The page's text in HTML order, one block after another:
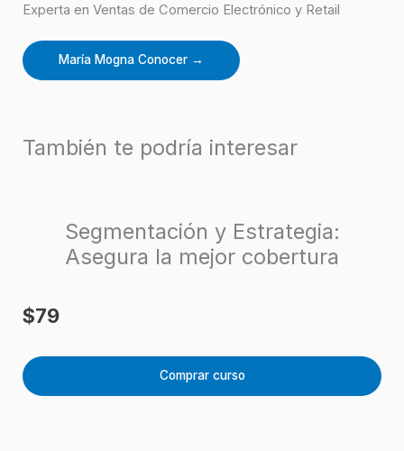
Experta en Ventas de Comercio Electrónico y Retail
María Mogna Conocer →
También te podría interesar
Segmentación y Estrategia:
Asegura la mejor cobertura
$79
Comprar curso